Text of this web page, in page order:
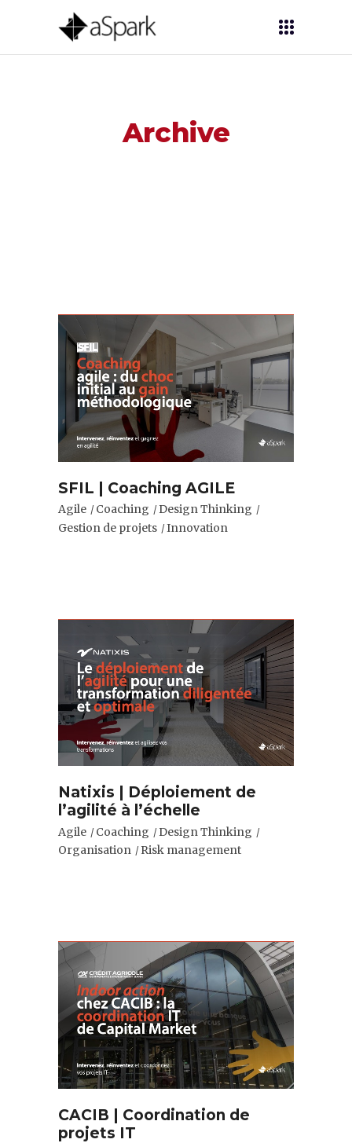
Archive
SFIL | Coaching AGILE
Agile Coaching
Design Thinking
Gestion de projets
Innovation
Natixis | Déploiement de
l’agilité à l’échelle
Agile Coaching
Design Thinking
Organisation
Risk management
CACIB | Coordination de
projets IT